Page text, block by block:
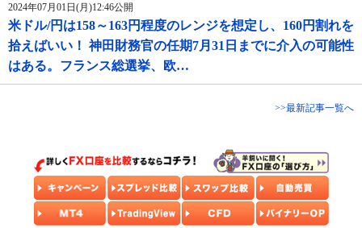
2024年07月01日(月)12:46公開
米ドル/円は158～163円程度のレンジを想定し、160円割れを
拾えばいい！ 神田財務官の任期7月31日までに介入の可能性
はある。フランス総選挙、欧…
>>最新記事一覧へ